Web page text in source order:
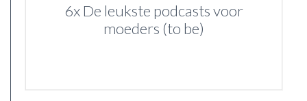
6x De leukste podcasts voor
moeders (to be)